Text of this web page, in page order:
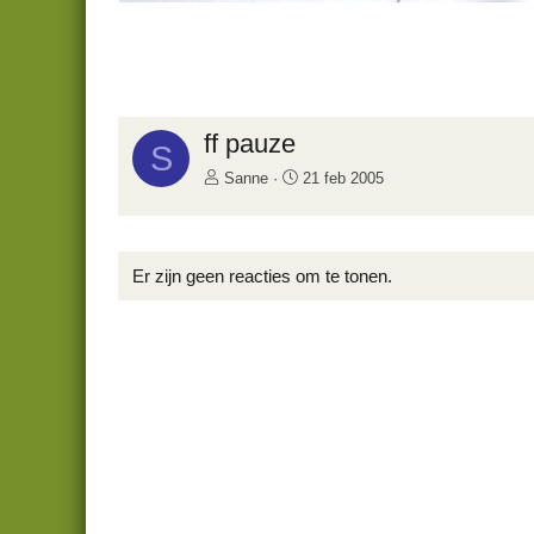
S ff pauze
Sanne 21 feb 2005
Er zijn geen reacties om te tonen.